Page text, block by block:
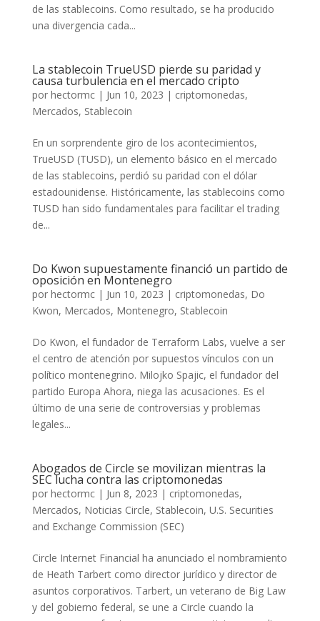
de las stablecoins. Como resultado, se ha producido
una divergencia cada...
La stablecoin TrueUSD pierde su paridad y
causa turbulencia en el mercado cripto
por hectormc| Jun 10, 2023 | criptomonedas,
Mercados, Stablecoin
En un sorprendente giro de los acontecimientos,
TrueUSD (TUSD), un elemento básico en el mercado
de las stablecoins, perdió su paridad con el dólar
estadounidense. Históricamente, las stablecoins como
TUSD han sido fundamentales para facilitar el trading
de...
Do Kwon supuestamente financió un partido de
oposición en Montenegro
por hectormc| Jun 10, 2023 | criptomonedas, Do
Kwon, Mercados, Montenegro, Stablecoin
Do Kwon, el fundador de Terraform Labs, vuelve a ser
el centro de atención por supuestos vínculos con un
político montenegrino. Milojko Spajic, el fundador del
partido Europa Ahora, niega las acusaciones. Es el
último de una serie de controversias y problemas
legales...
Abogados de Circle se movilizan mientras la
SEC lucha contra las criptomonedas
por hectormc| Jun 8, 2023 | criptomonedas,
Mercados, Noticias Circle, Stablecoin, U.S. Securities
and Exchange Commission (SEC)
Circle Internet Financial ha anunciado el nombramiento
de Heath Tarbert como director jurídico y director de
asuntos corporativos. Tarbert, un veterano de Big Law
y del gobierno federal, se une a Circle cuando la